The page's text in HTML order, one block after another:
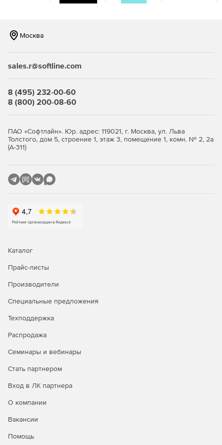
Незавершенные проекты хранятся на сервере, что
Автоматизация рабочего процесса
Программа автоматически фиксирует факты
соответствие проектных документов необходимым
требованиям.
сохраняются после завершения сессии.
пользовательских метаданных к файлам.
Исходные файлы защищены с помощью шифра RC4.
Создание структуры безопасности для различных
над правами доступа к данным.
безопасности могут наследоваться от родительских
получить сведения об учетной записи пользователя
Москва
sales.r@softline.com
8 (495) 232-00-60
8 (800) 200-08-60
ПАО «Софтлайн». Юр. адрес: 119021, г. Москва, ул. Льва
Толстого, дом 5, строение 1, этаж 3, помещение 1, комн. № 2, 2а
(А-311)
Каталог
Прайс-листы
Производители
Специальные предложения
Техподдержка
Распродажа
Семинары и вебинары
Стать партнером
Вход в ЛК партнера
О компании
Вакансии
Помощь